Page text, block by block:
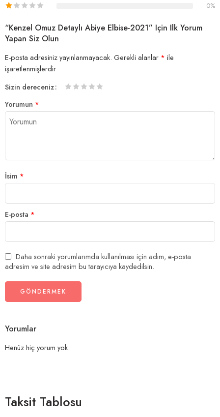
0%
“Kenzel Omuz Detaylı Abiye Elbise-2021” Için Ilk Yorum
Yapan Siz Olun
E-posta adresiniz yayınlanmayacak. Gerekli alanlar * ile
işaretlenmişlerdir
Sizin dereceniz
Yorumun *
İsim *
E-posta *
Daha sonraki yorumlarımda kullanılması için adım, e-posta
adresim ve site adresim bu tarayıcıya kaydedilsin.
Yorumlar
Henüz hiç yorum yok.
Taksit Tablosu